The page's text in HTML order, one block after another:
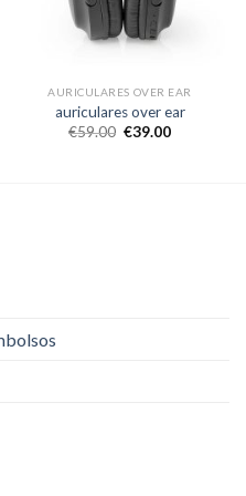
AURICULARES OVER EAR
auriculares over ear
€59.00 €39.00